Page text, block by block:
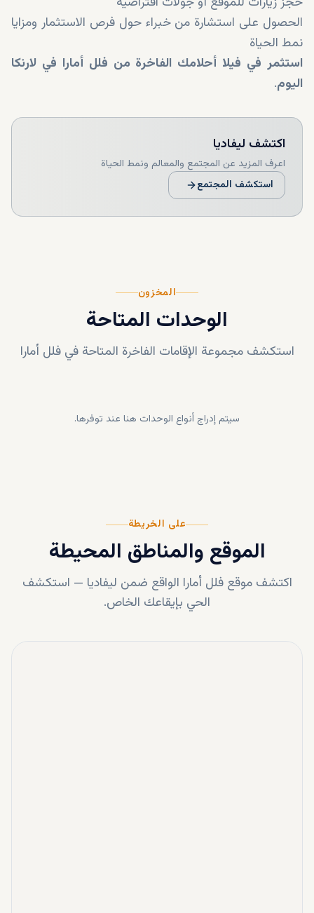
الحصول على استشارة من خبراء حول فرص الاستثمار ومزايا
نمط الحياة
استثمر في فيلا أحلامك الفاخرة من فلل أمارا في لارنكا
اليوم.
اكتشف ليفاديا
اعرف المزيد عن المجتمع والمعالم ونمط الحياة
استكشف المجتمع
المخزون
الوحدات المتاحة
استكشف مجموعة الإقامات الفاخرة المتاحة في فلل أمارا
سيتم إدراج أنواع الوحدات هنا عند توفرها.
على الخريطة
الموقع والمناطق المحيطة
اكتشف موقع فلل أمارا الواقع ضمن ليفاديا — استكشف
الحي بإيقاعك الخاص.